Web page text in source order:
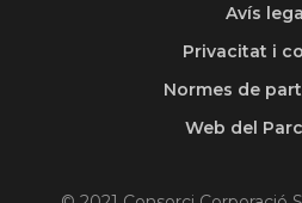
Avís
Privacitat i
Normes de
Web del